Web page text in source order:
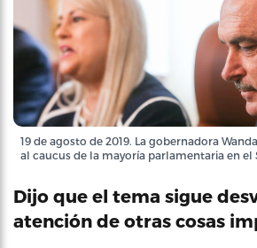
19 de agosto de 2019. La gobernadora
al caucus de la mayoría parlamentaria en el
Dijo que el tema sigue
atención de otras cosas